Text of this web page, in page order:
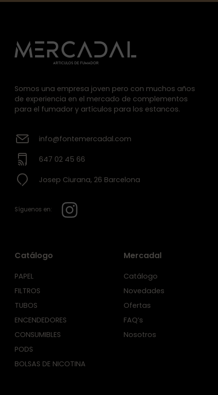
Somos una empresa joven pero con muchos años
de experiencia en el mercado de complementos
para el fumador y artículos para los estancos.
info@fontemercadal.com
647 02 45 66
Josep Ciurana, 26 Barcelona
Síguenos en:
Catálogo
PAPEL
FILTROS
TUBOS
ENCENDEDORES
CONSUMIBLES
PODS
BOLSAS DE NICOTINA
Mercadal
Catálogo
Novedades
Ofertas
FAQ’s
Nosotros